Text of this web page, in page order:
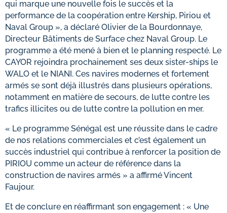
qui marque une nouvelle fois le succès et la
performance de la coopération entre Kership, Piriou et
Naval Group », a déclaré Olivier de la Bourdonnaye,
Directeur Bâtiments de Surface chez Naval Group. Le
programme a été mené à bien et le planning respecté. Le
CAYOR rejoindra prochainement ses deux sister-ships le
WALO et le NIANI. Ces navires modernes et fortement
armés se sont déjà illustrés dans plusieurs opérations,
notamment en matière de secours, de lutte contre les
trafics illicites ou de lutte contre la pollution en mer.
« Le programme Sénégal est une réussite dans le cadre
de nos relations commerciales et c’est également un
succès industriel qui contribue à renforcer la position de
PIRIOU comme un acteur de référence dans la
construction de navires armés » a affirmé Vincent
Faujour.
Et de conclure en réaffirmant son engagement : « Une